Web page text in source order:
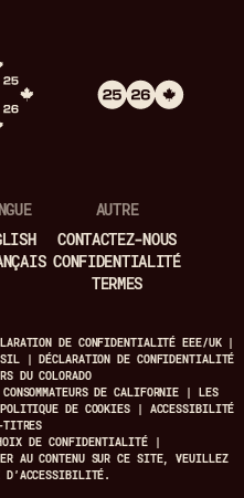
AUTRE
CONTACTEZ-NOUS
CONFIDENTIALITÉ
TERMES
DE CONFIDENTIALITÉ EEE/UK|
|DÉCLARATION DE CONFIDENTIALITÉ
DU COLORADO
DE CALIFORNIE | LES
POLITIQUE DE COOKIES| ACCESSIBILITÉ
TITRES
DE CONFIDENTIALITÉ |
AU CONTENU SUR CE SITE, VEUILLEZ
D’ACCESSIBILITÉ.